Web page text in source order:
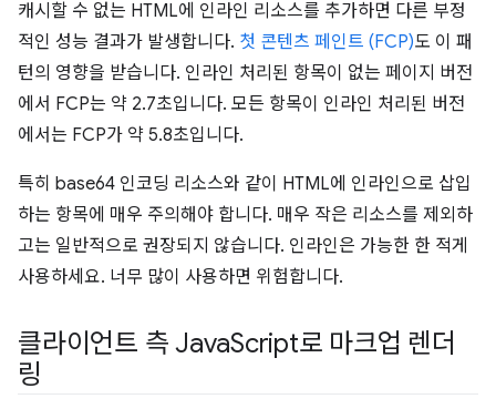
캐시할 수 없는 HTML에 인라인 리소스를 추가하면 다른 부정
적인 성능 결과가 발생합니다. 첫 콘텐츠 페인트 (FCP)도 이 패
턴의 영향을 받습니다. 인라인 처리된 항목이 없는 페이지 버전
에서 FCP는 약 2.7초입니다. 모든 항목이 인라인 처리된 버전
에서는 FCP가 약 5.8초입니다.
특히 base64 인코딩 리소스와 같이 HTML에 인라인으로 삽입
하는 항목에 매우 주의해야 합니다. 매우 작은 리소스를 제외하
고는 일반적으로 권장되지 않습니다. 인라인은 가능한 한 적게
사용하세요. 너무 많이 사용하면 위험합니다.
클라이언트 측 JavaScript로 마크업 렌더
링